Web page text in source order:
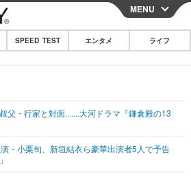
CLOSE
その他
MENU
SPEED TEST エンタメ ライフ
父・行家と対面.......大河ドラマ『鎌倉殿の13
演・小栗旬、新垣結衣ら豪華出演者5人で予告